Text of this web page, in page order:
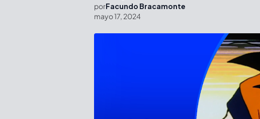
porFacundo Bracamonte
mayo 17, 2024